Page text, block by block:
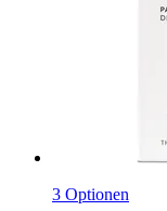
3 Optionen